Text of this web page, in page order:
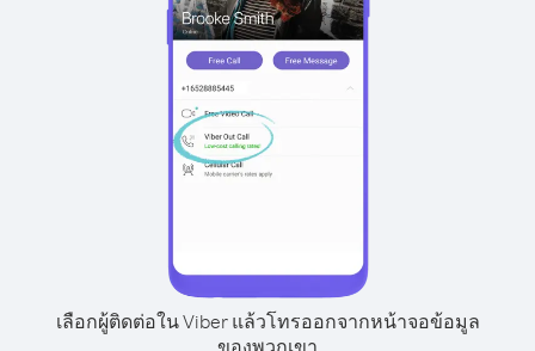
เลือกผู้ติดต่อใน Viber แล้วโทรออกจากหน้าจอข้อมูล
ของพวกเขา